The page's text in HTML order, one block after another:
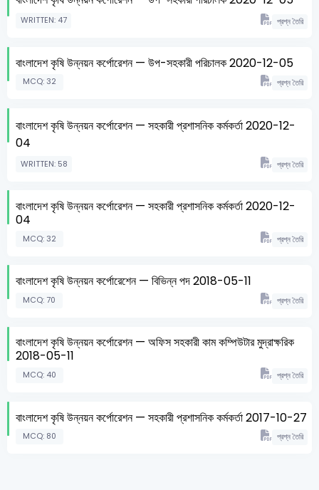
WRITTEN: 47 প্রশ্ন তৈরি
বাংলাদেশ কৃষি উন্নয়ন কর্পোরেশন — উপ-সহকারী পরিচালক 2020-12-05
MCQ: 32 প্রশ্ন তৈরি
বাংলাদেশ কৃষি উন্নয়ন কর্পোরেশন — সহকারী প্রশাসনিক কর্মকর্তা 2020-12-
04
WRITTEN: 58 প্রশ্ন তৈরি
বাংলাদেশ কৃষি উন্নয়ন কর্পোরেশন — সহকারী প্রশাসনিক কর্মকর্তা 2020-12-
04
MCQ: 32 প্রশ্ন তৈরি
বাংলাদেশ কৃষি উন্নয়ন কর্পোরেশেন — বিভিন্ন পদ 2018-05-11
MCQ: 70 প্রশ্ন তৈরি
বাংলাদেশ কৃষি উন্নয়ন কর্পোরেশন — অফিস সহকারী কাম কম্পিউটার মুদ্রাক্ষরিক
2018-05-11
MCQ: 40 প্রশ্ন তৈরি
বাংলাদেশ কৃষি উন্নয়ন কর্পোরেশন — সহকারী প্রশাসনিক কর্মকর্তা 2017-10-27
MCQ: 80 প্রশ্ন তৈরি